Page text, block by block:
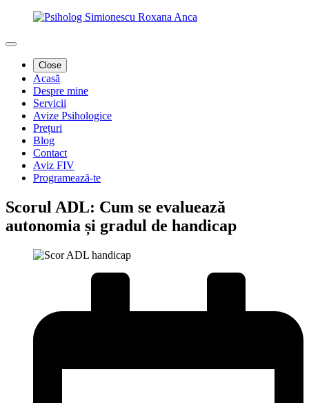
Close
Acasă
Despre mine
Servicii
Avize Psihologice
Prețuri
Blog
Contact
Aviz FIV
Programează-te
Scorul ADL: Cum se evaluează
autonomia și gradul de handicap